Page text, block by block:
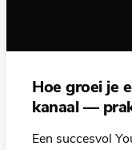
Hoe groei je
kanaal —
Een succesvol